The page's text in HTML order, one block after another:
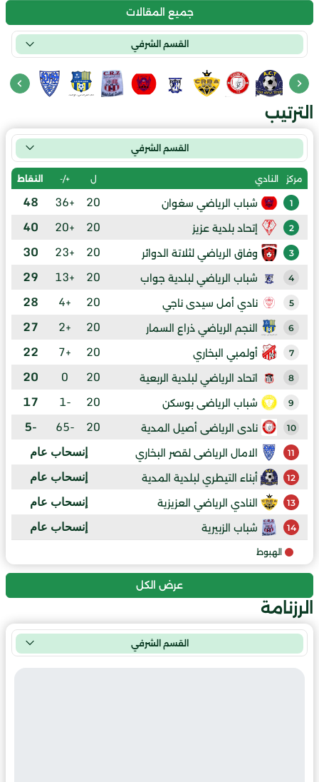
جميع المقالات
القسم الشرفي
الترتيب
القسم الشرفي
مركز النادي ل +/- النقاط
1 شباب الرياضي سغوان 20
+36
48
2 إتحاد بلدية عزيز 20
+20
40
3 وفاق الرياضي لثلاتة الدوائر 20
+23
30
4 شباب الرياضي لبلدية جواب 20
+13
29
5 نادي أمل سيدى ناجي 20
+4
28
6 النجم الرياضي ذراع السمار 20
+2
27
7 أولمبي البخاري 20
+7
22
8 اتحاد الرياضي لبلدية الربعية 20
0
20
9 شباب الرياضى بوسكن 20
-1
17
10 نادى الرياضى أصيل المدية 20
-65
-5
11 الامال الرياضى لقصر البخاري إنسحاب عام
12 أبناء التيطري لبلدية المدية إنسحاب عام
13 النادي الرياضي العزيزية إنسحاب عام
14 شباب الزبيرية إنسحاب عام
الهبوط
عرض الكل
الرزنامة
القسم الشرفي